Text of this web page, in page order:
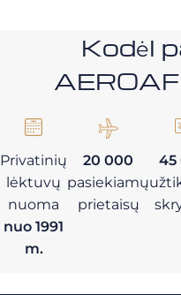
Kodėl
Privatinių
lėktuvų
nuoma
nuo 1991
m.
20 000
pasiekiamų
prietaisų
45